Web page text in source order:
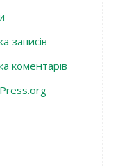
записів
коментарів